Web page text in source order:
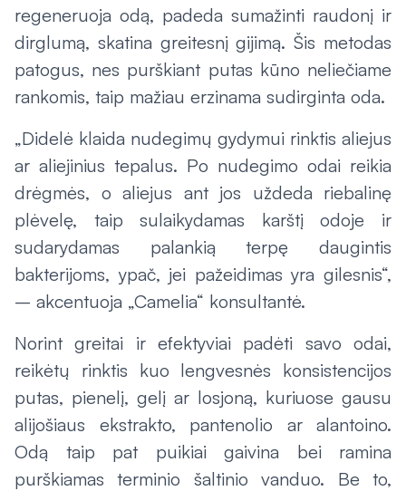
regeneruoja odą, padeda sumažinti raudonį ir
dirglumą, skatina greitesnį gijimą. Šis metodas
patogus, nes purškiant putas kūno neliečiame
rankomis, taip mažiau erzinama sudirginta oda.
„Didelė klaida nudegimų gydymui rinktis aliejus
ar aliejinius tepalus. Po nudegimo odai reikia
drėgmės, o aliejus ant jos uždeda riebalinę
plėvelę, taip sulaikydamas karštį odoje ir
sudarydamas palankią terpę daugintis
bakterijoms, ypač, jei pažeidimas yra gilesnis“,
– akcentuoja „Camelia“ konsultantė.
Norint greitai ir efektyviai padėti savo odai,
reikėtų rinktis kuo lengvesnės konsistencijos
putas, pienelį, gelį ar losjoną, kuriuose gausu
alijošiaus ekstrakto, pantenolio ar alantoino.
Odą taip pat puikiai gaivina bei ramina
purškiamas terminio šaltinio vanduo. Be to,